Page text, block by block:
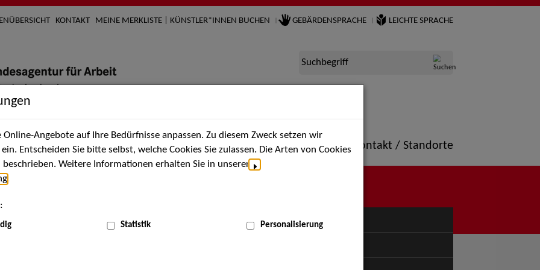
KONTAKT MEINE MERKLISTE | KÜNSTLER*INNEN BUCHEN GEBÄRDENSPRACHE LEICHTE SPRACHE
Suchbegriff
Künstler*innen Über uns Aktuelles Termine Portfolio Kontakt / Standorte
MENÜ
Angebote auf Ihre Bedürfnisse anpassen. Zu diesem Zweck setzen wir
Entscheiden Sie bitte selbst, welche Cookies Sie zulassen. Die Arten von Cookies
Weitere Informationen erhalten Sie in unserer
Statistik Personalisierung